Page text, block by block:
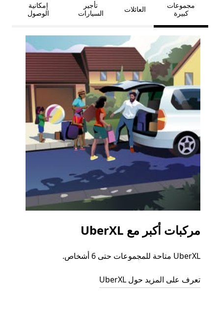
مجموعات
كبيرة
العائلات
تأجير
السيارات
إمكانية
الوصول
مركبات أكبر مع UberXL
UberXL متاحة للمجموعات حتى 6 أشخاص.
تعرف على المزيد حول UberXL